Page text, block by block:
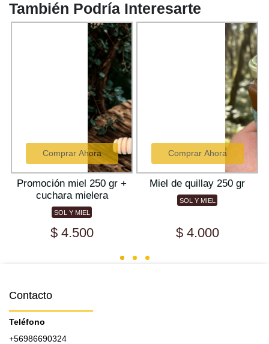
También Podría Interesarte
Comprar Ahora
Promoción miel 250 gr +
cuchara mielera
SOL Y MIEL
$ 4.500
Comprar Ahora
Miel de quillay 250 gr
SOL Y MIEL
$ 4.000
Contacto
Teléfono
+56986690324